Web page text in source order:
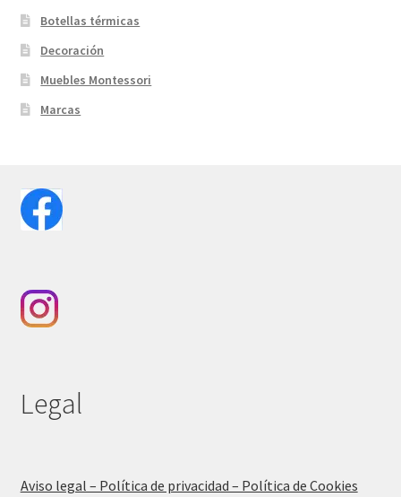
Botellas térmicas
Decoración
Muebles Montessori
Marcas
Legal
Aviso legal – Política de privacidad – Política de Cookies